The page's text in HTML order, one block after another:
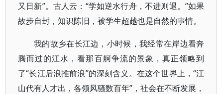
又日新”。古人云：“学如逆水行舟，不进则退。”如果
故步自封，知识陈旧，被学生超越也是自然的事情。
我的故乡在长江边，小时候，我经常在岸边看奔
腾而过的江水，看那百舸争流的景象，真正领略到
了“长江后浪推前浪”的深刻含义。在这个世界上，“江
山代有人才出，各领风骚数百年”，社会在不断发展，